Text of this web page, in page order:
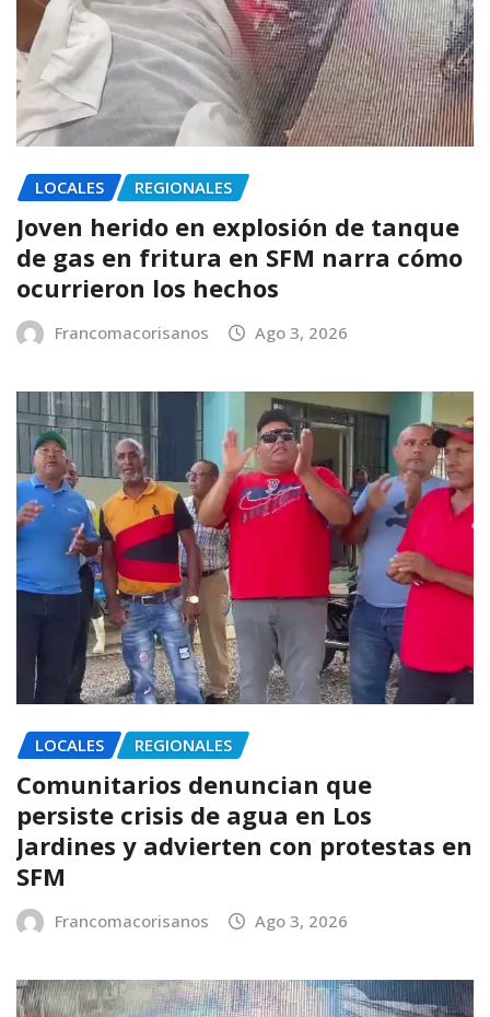
LOCALES REGIONALES
Joven herido en explosión de tanque
de gas en fritura en SFM narra cómo
ocurrieron los hechos
Francomacorisanos Ago 3, 2026
LOCALES REGIONALES
Comunitarios denuncian que
persiste crisis de agua en Los
Jardines y advierten con protestas en
SFM
Francomacorisanos Ago 3, 2026